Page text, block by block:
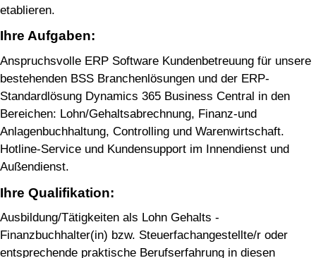
etablieren.
Ihre Aufgaben:
Anspruchsvolle ERP Software Kundenbetreuung für unsere
bestehenden BSS Branchenlösungen und der ERP-
Standardlösung Dynamics 365 Business Central in den
Bereichen: Lohn/Gehaltsabrechnung, Finanz-und
Anlagenbuchhaltung, Controlling und Warenwirtschaft.
Hotline-Service und Kundensupport im Innendienst und
Außendienst.
Ihre Qualifikation:
Ausbildung/Tätigkeiten als Lohn Gehalts -
Finanzbuchhalter(in) bzw. Steuerfachangestellte/r oder
entsprechende praktische Berufserfahrung in diesen